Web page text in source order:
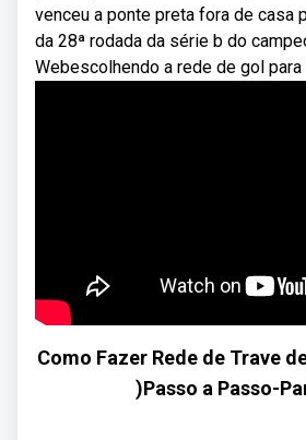
venceu a ponte preta fora de casa
da 28ª rodada da série b do
Webescolhendo a rede de gol
Como Fazer Rede de Trave
)Passo a Passo-